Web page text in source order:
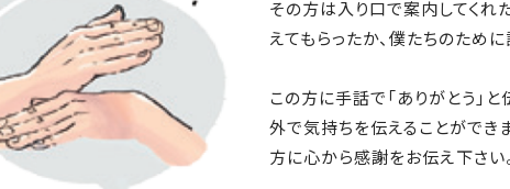
その方は入り口で案内してくれ
えてもらったか、僕たちのため
この方に手話で「ありがとう」
外で気持ちを伝えることができ
方に心から感謝をお伝え下さい